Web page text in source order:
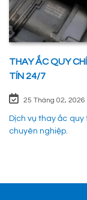
THAY ẮC QUY
TÍN 24/7
25 Tháng 02, 2026
Dịch vụ thay ắc quy
chuyên nghiệp.